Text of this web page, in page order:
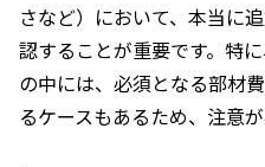
さなど）において、本当に
認することが重要です。特
の中には、必須となる部材
るケースもあるため、注意が